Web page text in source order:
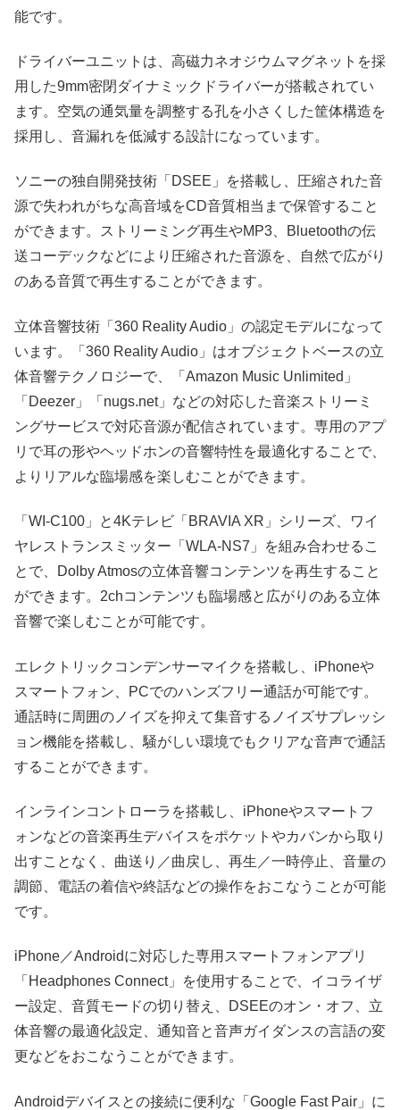
能です。
ドライバーユニットは、高磁力ネオジウムマグネットを採
用した9mm密閉ダイナミックドライバーが搭載されてい
ます。空気の通気量を調整する孔を小さくした筐体構造を
採用し、音漏れを低減する設計になっています。
ソニーの独自開発技術「DSEE」を搭載し、圧縮された音
源で失われがちな高音域をCD音質相当まで保管すること
ができます。ストリーミング再生やMP3、Bluetoothの伝
送コーデックなどにより圧縮された音源を、自然で広がり
のある音質で再生することができます。
立体音響技術「360 Reality Audio」の認定モデルになって
います。「360 Reality Audio」はオブジェクトベースの立
体音響テクノロジーで、「Amazon Music Unlimited」
「Deezer」「nugs.net」などの対応した音楽ストリーミ
ングサービスで対応音源が配信されています。専用のアプ
リで耳の形やヘッドホンの音響特性を最適化することで、
よりリアルな臨場感を楽しむことができます。
「WI-C100」と4Kテレビ「BRAVIA XR」シリーズ、ワイ
ヤレストランスミッター「WLA-NS7」を組み合わせるこ
とで、Dolby Atmosの立体音響コンテンツを再生すること
ができます。2chコンテンツも臨場感と広がりのある立体
音響で楽しむことが可能です。
エレクトリックコンデンサーマイクを搭載し、iPhoneや
スマートフォン、PCでのハンズフリー通話が可能です。
通話時に周囲のノイズを抑えて集音するノイズサプレッシ
ョン機能を搭載し、騒がしい環境でもクリアな音声で通話
することができます。
インラインコントローラを搭載し、iPhoneやスマートフ
ォンなどの音楽再生デバイスをポケットやカバンから取り
出すことなく、曲送り／曲戻し、再生／一時停止、音量の
調節、電話の着信や終話などの操作をおこなうことが可能
です。
iPhone／Androidに対応した専用スマートフォンアプリ
「Headphones Connect」を使用することで、イコライザ
ー設定、音質モードの切り替え、DSEEのオン・オフ、立
体音響の最適化設定、通知音と音声ガイダンスの言語の変
更などをおこなうことができます。
Androidデバイスとの接続に便利な「Google Fast Pair」に